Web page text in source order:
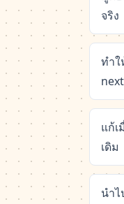
จริง
ทำใ
แก้
เดิม
นำ